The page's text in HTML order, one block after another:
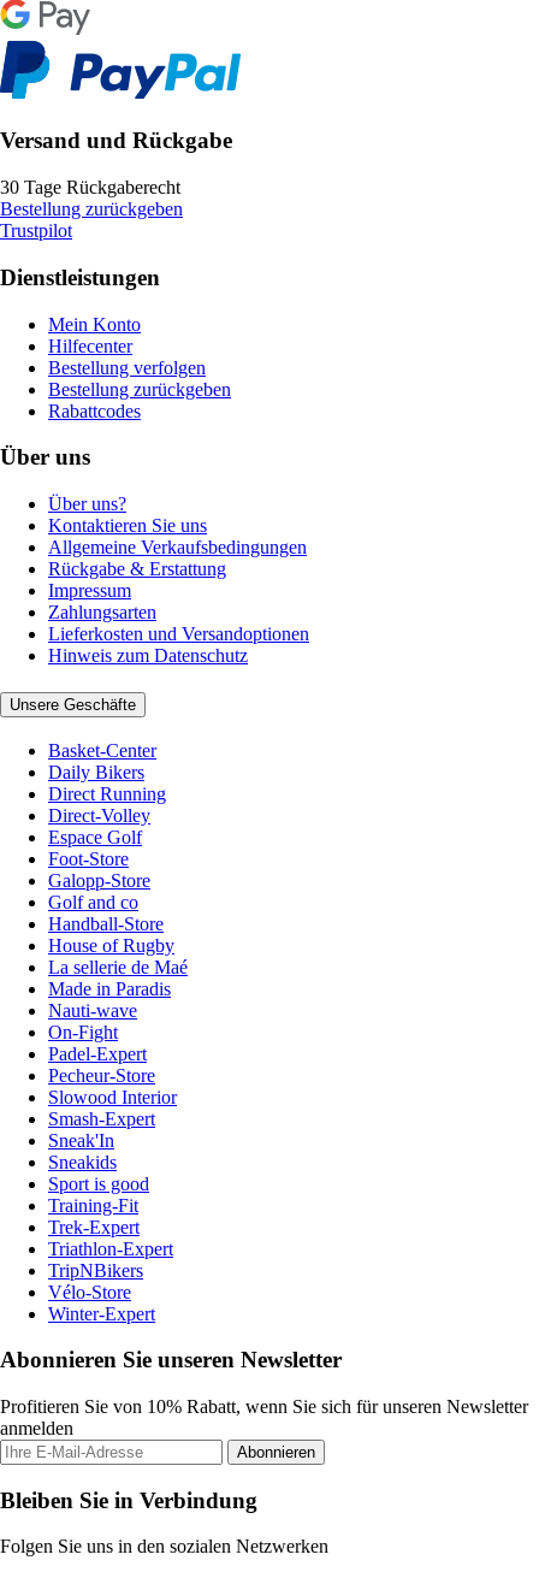
Versand und Rückgabe
30 Tage Rückgaberecht
Bestellung zurückgeben
Trustpilot
Dienstleistungen
Mein Konto
Hilfecenter
Bestellung verfolgen
Bestellung zurückgeben
Rabattcodes
Über uns
Über uns?
Kontaktieren Sie uns
Allgemeine Verkaufsbedingungen
Rückgabe & Erstattung
Impressum
Zahlungsarten
Lieferkosten und Versandoptionen
Hinweis zum Datenschutz
Unsere Geschäfte
Basket-Center
Daily Bikers
Direct Running
Direct-Volley
Espace Golf
Foot-Store
Galopp-Store
Golf and co
Handball-Store
House of Rugby
La sellerie de Maé
Made in Paradis
Nauti-wave
On-Fight
Padel-Expert
Pecheur-Store
Slowood Interior
Smash-Expert
Sneak'In
Sneakids
Sport is good
Training-Fit
Trek-Expert
Triathlon-Expert
TripNBikers
Vélo-Store
Winter-Expert
Abonnieren Sie unseren Newsletter
Profitieren Sie von 10% Rabatt, wenn Sie sich für unseren Newsletter
anmelden
Abonnieren
Bleiben Sie in Verbindung
Folgen Sie uns in den sozialen Netzwerken